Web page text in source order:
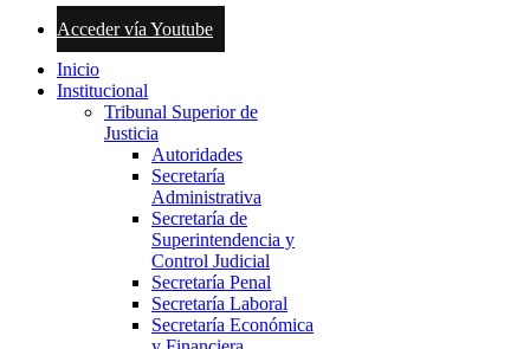
Acceder vía Youtube
Inicio
Institucional
Tribunal Superior de
Justicia
Autoridades
Secretaría
Administrativa
Secretaría de
Superintendencia y
Control Judicial
Secretaría Penal
Secretaría Laboral
Secretaría Económica